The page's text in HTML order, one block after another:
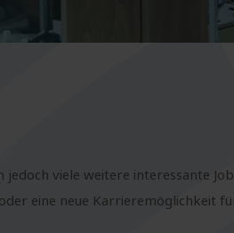
viele weitere interessante
eine neue Karrieremöglichkeit